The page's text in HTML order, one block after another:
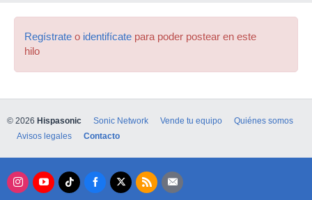
Regístrate o identifícate para poder postear en este
hilo
© 2026 Hispasonic Sonic Network Vende tu equipo
Quiénes somos
Avisos legales
Contacto